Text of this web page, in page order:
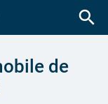
search
de